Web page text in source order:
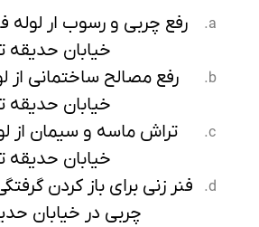
رفع چربی و رسوب ار لوله
خیابان حدیقه
رفع مصالح ساختمانی از
خیابان حدیقه
تراش ماسه و سیمان از
خیابان حدیقه
فنر زنی برای باز کردن
چربی در خیابان